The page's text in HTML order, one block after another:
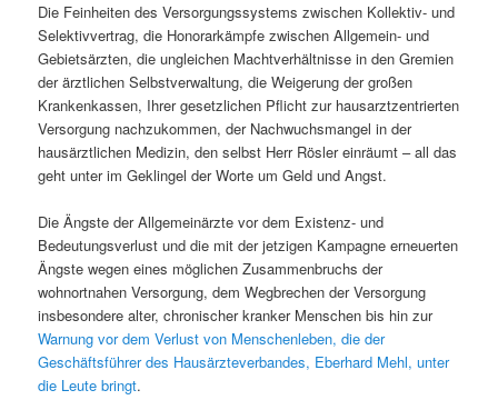
Die Feinheiten des Versorgungssystems zwischen Kollektiv- und
Selektivvertrag, die Honorarkämpfe zwischen Allgemein- und
Gebietsärzten, die ungleichen Machtverhältnisse in den Gremien
der ärztlichen Selbstverwaltung, die Weigerung der großen
Krankenkassen, Ihrer gesetzlichen Pflicht zur hausarztzentrierten
Versorgung nachzukommen, der Nachwuchsmangel in der
hausärztlichen Medizin, den selbst Herr Rösler einräumt – all das
geht unter im Geklingel der Worte um Geld und Angst.
Die Ängste der Allgemeinärzte vor dem Existenz- und
Bedeutungsverlust und die mit der jetzigen Kampagne erneuerten
Ängste wegen eines möglichen Zusammenbruchs der
wohnortnahen Versorgung, dem Wegbrechen der Versorgung
insbesondere alter, chronischer kranker Menschen bis hin zur
Warnung vor dem Verlust von Menschenleben, die der
Geschäftsführer des Hausärzteverbandes, Eberhard Mehl, unter
die Leute bringt.